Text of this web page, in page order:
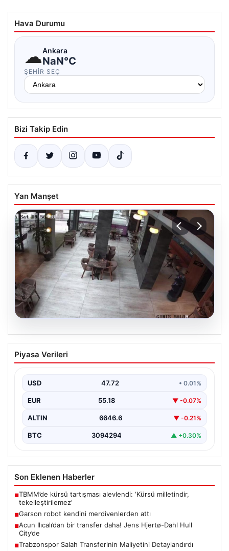
Hava Durumu
☁Ankara
NaN°C
ŞEHIR SEÇ
Bizi Takip Edin
Yan Manşet
08.08.2026
Garson robot kendini merdivenlerden
attı
Piyasa Verileri
USD 47.72 • 0.01%
EUR 55.18 ▼ -0.07%
ALTIN 6646.6 ▼ -0.21%
BTC 3094294 ▲ +0.30%
Son Eklenen Haberler
■TBMM’de kürsü tartışması alevlendi: ‘Kürsü milletindir,
tekelleştirilemez’
■Garson robot kendini merdivenlerden attı
■Acun Ilıcalı’dan bir transfer daha! Jens Hjertø-Dahl Hull
City’de
■Trabzonspor Salah Transferinin Maliyetini Detaylandırdı